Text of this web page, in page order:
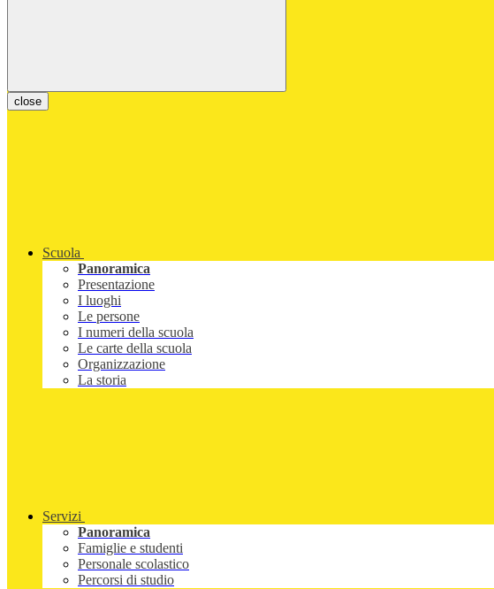
close
Scuola
Panoramica
Presentazione
I luoghi
Le persone
I numeri della scuola
Le carte della scuola
Organizzazione
La storia
Servizi
Panoramica
Famiglie e studenti
Personale scolastico
Percorsi di studio